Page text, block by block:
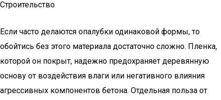
Строительство
Если часто делаются опалубки одинаковой формы, то
обойтись без этого материала достаточно сложно. Пленка,
которой он покрыт, надежно предохраняет деревянную
основу от воздействия влаги или негативного влияния
агрессивных компонентов бетона. Отдельная польза от